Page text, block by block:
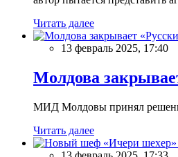
Читать далее
13 февраль 2025, 17:40
Молдова
МИД Молдовы принял
Читать далее